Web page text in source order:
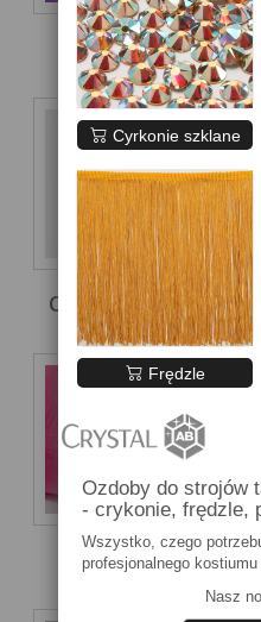
FIOLETOWE
OPALIZUJĄCE
RÓŻOWE
Cyrkonie szklane
Frędzle
Ozdoby do strojów
- crykonie, frędzle,
Wszystko, czego
profesjonalnego
Nasz